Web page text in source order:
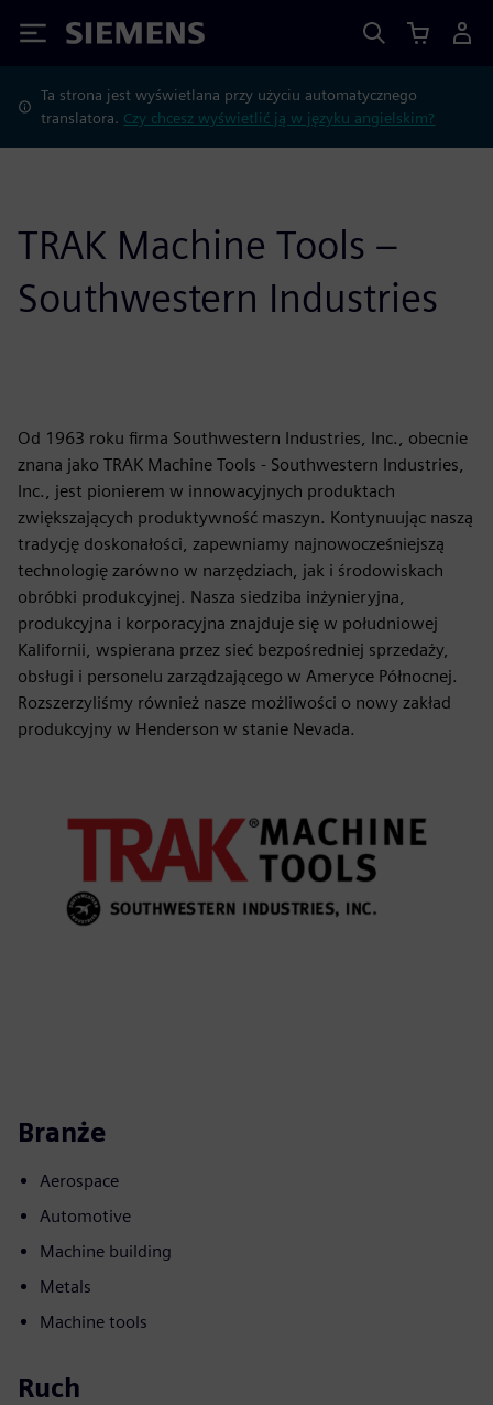
Siemens
Ta strona jest wyświetlana przy użyciu automatycznego
translatora. Czy chcesz wyświetlić ją w języku angielskim?
TRAK Machine Tools –
Southwestern Industries
Od 1963 roku firma Southwestern Industries, Inc., obecnie
znana jako TRAK Machine Tools - Southwestern Industries,
Inc., jest pionierem w innowacyjnych produktach
zwiększających produktywność maszyn. Kontynuując naszą
tradycję doskonałości, zapewniamy najnowocześniejszą
technologię zarówno w narzędziach, jak i środowiskach
obróbki produkcyjnej. Nasza siedziba inżynieryjna,
produkcyjna i korporacyjna znajduje się w południowej
Kalifornii, wspierana przez sieć bezpośredniej sprzedaży,
obsługi i personelu zarządzającego w Ameryce Północnej.
Rozszerzyliśmy również nasze możliwości o nowy zakład
produkcyjny w Henderson w stanie Nevada.
Branże
Aerospace
Automotive
Machine building
Metals
Machine tools
Ruch